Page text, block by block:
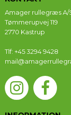
Amager rullegræs A/
Tømmerupvej 119
2770 Kastrup
Tlf: +45 3294 9428